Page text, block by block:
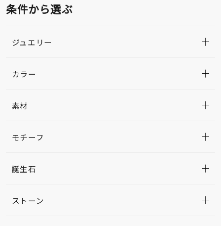
条件から選ぶ
ジュエリー
カラー
素材
モチーフ
誕生石
ストーン